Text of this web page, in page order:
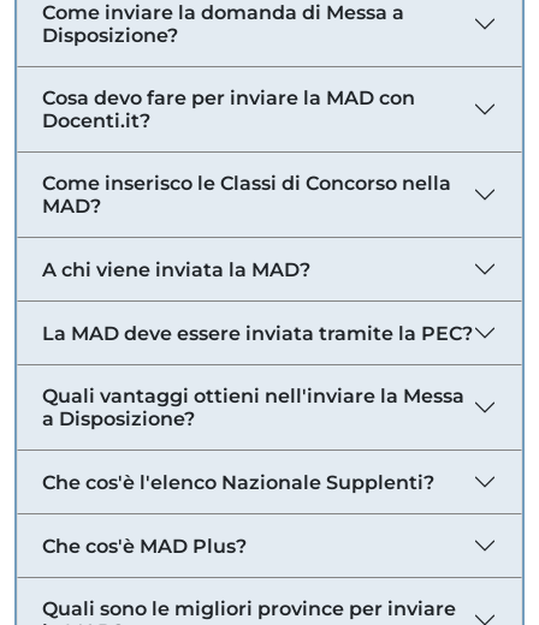
Come inviare la domanda di Messa a
Disposizione?
Cosa devo fare per inviare la MAD con
Docenti.it?
Come inserisco le Classi di Concorso nella
MAD?
A chi viene inviata la MAD?
La MAD deve essere inviata tramite la PEC?
Quali vantaggi ottieni nell'inviare la Messa
a Disposizione?
Che cos'è l'elenco Nazionale Supplenti?
Che cos'è MAD Plus?
Quali sono le migliori province per inviare